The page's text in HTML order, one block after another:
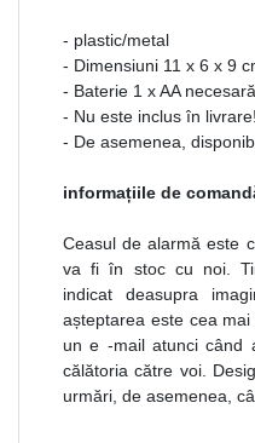
- plastic/metal
- Dimensiuni 11 x 6 x 9
- Baterie 1 x AA necesară
- Nu este inclus în livrare!
- De asemenea,
informațiile de
Ceasul de alarmă este
va fi în stoc cu noi.
indicat deasupra
așteptarea este cea
un e -mail atunci când
călătoria către voi.
urmări, de asemenea,